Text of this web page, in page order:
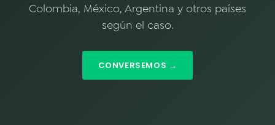
Colombia, México, Argentina y otros países
según el caso.
CONVERSEMOS →